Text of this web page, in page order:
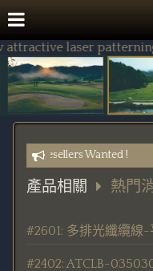
laser
Resellers Wanted !
產品相關 熱門